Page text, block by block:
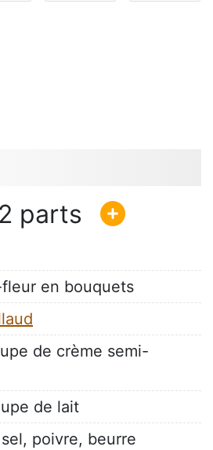
2
en bouquets
de crème semi-
de lait
poivre, beurre